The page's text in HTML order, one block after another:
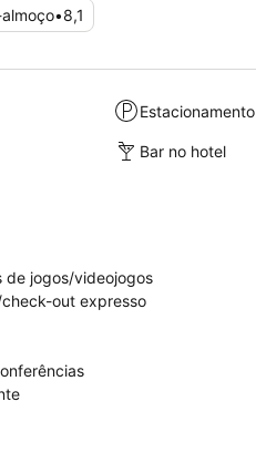
•8,1
Estacionamento
Bar no hotel
de jogos/videojogos
out expresso